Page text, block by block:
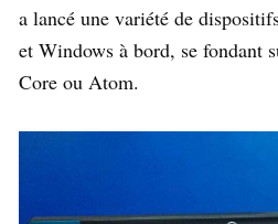
a lancé une variété de
et Windows à bord, se fondant
Core ou Atom.